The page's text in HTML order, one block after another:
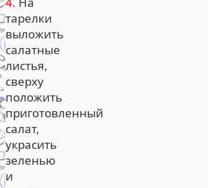
тарелки
выложить
салатные
листья,
сверху
положить
приготовленный
салат,
украсить
зеленью
и